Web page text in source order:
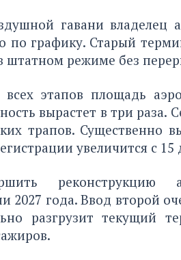
гавани владелец
по графику. Старый
штатном режиме без
этапов площадь
вырастет в три
трапов. Существенно
увеличится с 15
реконструкцию
2027 года. Ввод второй
разгрузит текущий